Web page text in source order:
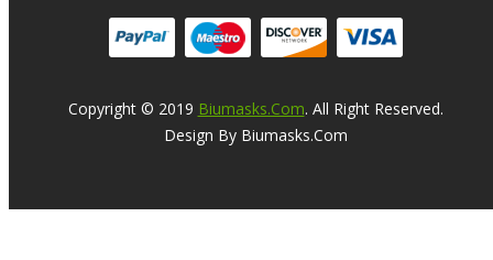
Copyright © 2019 Biumasks.com. All Right Reserved.
Design By Biumasks.com